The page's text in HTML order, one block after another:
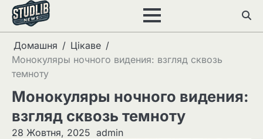
Перейти
вмісту
Домашня
Цікаве
Монокуляры ночного видения: взгляд сквозь
темноту
Монокуляры ночного видения:
взгляд сквозь темноту
28 Жовтня, 2025 admin